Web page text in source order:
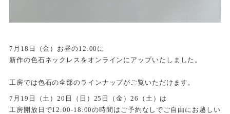
7月18日（金）お昼の12:00に
新作の色石ネックレスをオンラインにアップいたしました。
工房では色石の全部のラインナップがご覧いただけます。
7月19日（土）20日（日）25日（金）26（土）は
工房開放日で12:00-18:00の時間はご予約なしでご自由にお越しい